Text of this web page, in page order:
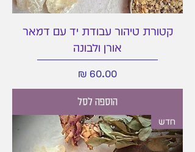
קטורת טיהור עבודת יד עם דמאר
אורן ולבונה
מחיר
הוספה לסל
חדש